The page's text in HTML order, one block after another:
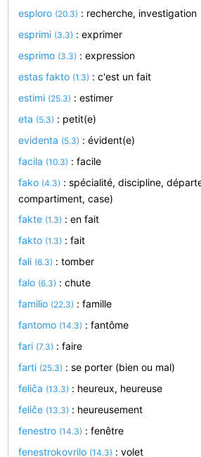
esploro (20.3) : recherche, investigation
esprimi (3.3) : exprimer
esprimo (3.3) : expression
estas fakto (1.3) : c'est un fait
estimi (25.3) : estimer
eta (5.3) : petit(e)
evidenta (5.3) : évident(e)
facila (10.3) : facile
fako (4.3) : spécialité, discipline,
compartiment, case)
fakte (1.3) : en fait
fakto (1.3) : fait
fali (6.3) : tomber
falo (6.3) : chute
familio (22.3) : famille
fantomo (14.3) : fantôme
fari (7.3) : faire
farti (25.3) : se porter (bien ou mal)
feliĉa (13.3) : heureux, heureuse
feliĉe (13.3) : heureusement
fenestro (14.3) : fenêtre
fenestrokovrilo (14.3) : volet